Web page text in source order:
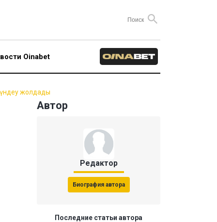
Oinabet
үндеу жолдады
Автор
Редактор
Биография автора
Последние статьи автора